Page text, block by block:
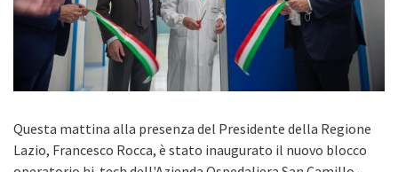
Questa mattina alla presenza del Presidente della Regione
Lazio, Francesco Rocca, è stato inaugurato il nuovo blocco